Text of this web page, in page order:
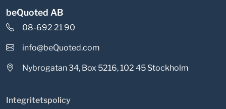
beQuoted AB
08-692 21 90
info@beQuoted.com
Nybrogatan 34, Box 5216, 102 45 Stockholm
Integritetspolicy